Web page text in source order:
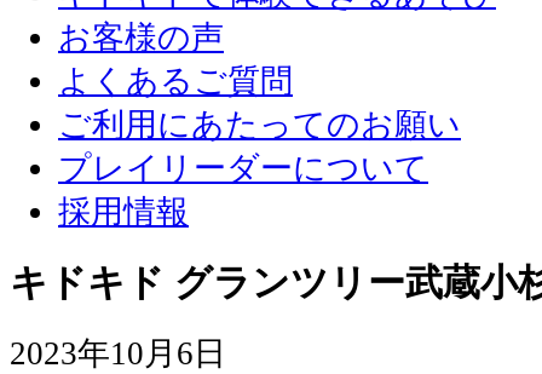
お客様の声
よくあるご質問
ご利用にあたってのお願い
プレイリーダーについて
採用情報
キドキド グランツリー武蔵小
2023年10月6日